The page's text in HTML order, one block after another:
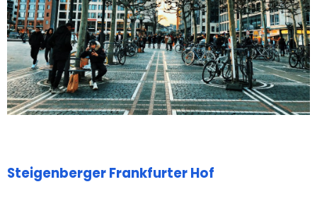
Steigenberger Frankfurter Hof